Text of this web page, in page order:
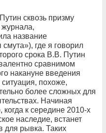
сквозь призму
журнала,
название
где я говорил
срока В.В. Путин
сравнимом
накануне введения
похоже,
более сложных для
Начиная
когда к середине 2010-х
наследие, встанет
для рывка. Таких